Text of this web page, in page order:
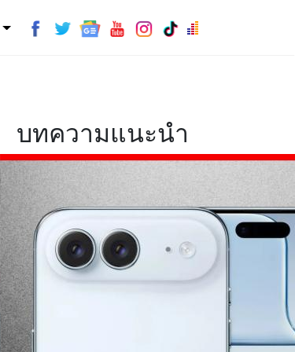
บทความแนะนำ